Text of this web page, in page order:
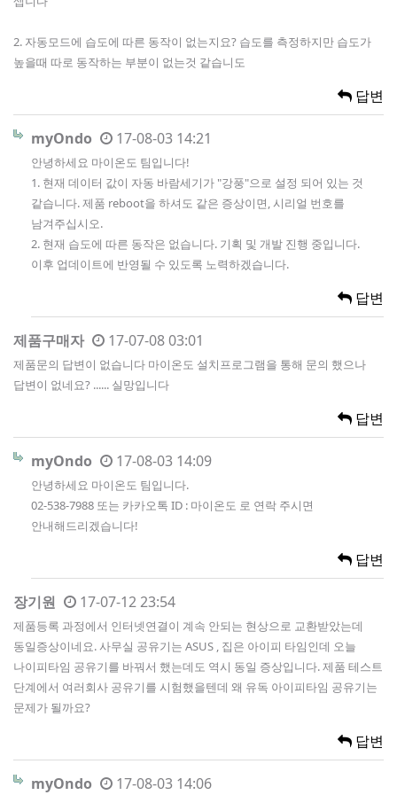
2. 자동모드에 습도에 따른 동작이 없는지요? 습도를 측정하지만 습도가
높을때 따로 동작하는 부분이 없는것 같습니도
답변
myOndo 17-08-03 14:21
안녕하세요 마이온도 팀입니다!
1. 현재 데이터 값이 자동 바람세기가 "강풍"으로 설정 되어 있는 것
같습니다. 제품 reboot을 하셔도 같은 증상이면, 시리얼 번호를
남겨주십시오.
2. 현재 습도에 따른 동작은 없습니다. 기획 및 개발 진행 중입니다.
이후 업데이트에 반영될 수 있도록 노력하겠습니다.
답변
제품구매자 17-07-08 03:01
제품문의 답변이 없습니다 마이온도 설치프로그램을 통해 문의 했으나
답변이 없네요? ...... 실망입니다
답변
myOndo 17-08-03 14:09
안녕하세요 마이온도 팀입니다.
02-538-7988 또는 카카오톡 ID : 마이온도 로 연락 주시면
안내해드리겠습니다!
답변
장기원 17-07-12 23:54
제품등록 과정에서 인터넷연결이 계속 안되는 현상으로 교환받았는데
동일증상이네요. 사무실 공유기는 ASUS , 집은 아이피 타임인데 오늘
나이피타임 공유기를 바꿔서 했는데도 역시 동일 증상입니다. 제품 테스트
단계에서 여러회사 공유기를 시험했을텐데 왜 유독 아이피타임 공유기는
문제가 될까요?
답변
myOndo 17-08-03 14:06